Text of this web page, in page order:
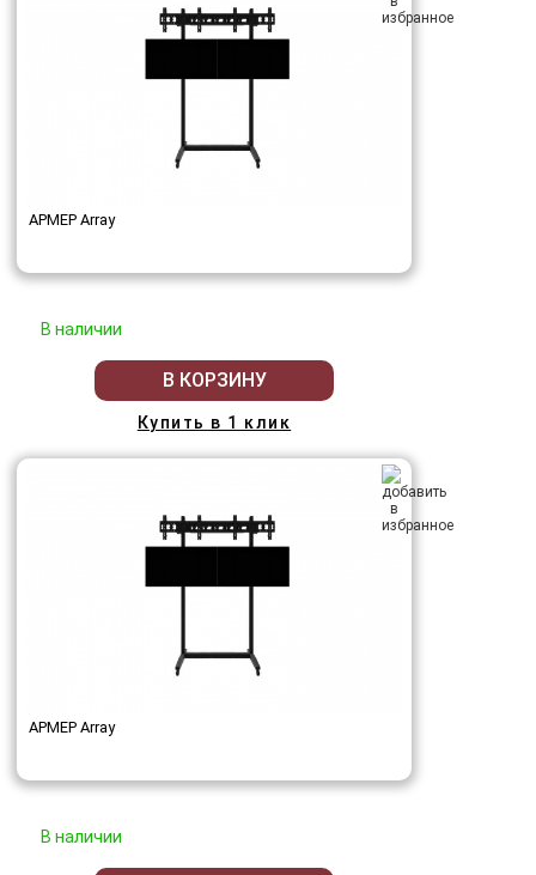
АРМЕР Array
В наличии
В КОРЗИНУ
Купить в 1 клик
АРМЕР Array
В наличии